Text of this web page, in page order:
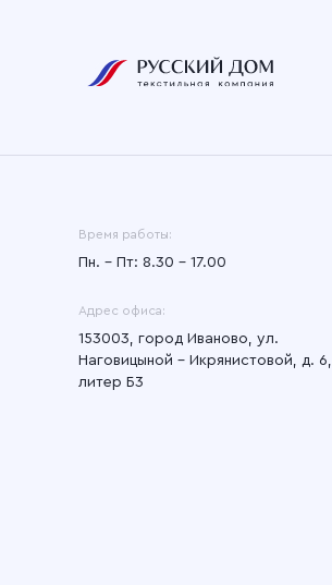
Время работы:
Пн. – Пт: 8.30 – 17.00
Адрес офиса:
153003, город Иваново, ул.
Наговицыной - Икрянистовой, д. 6,
литер Б3